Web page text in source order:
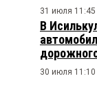
31 июля 11:45
В
30 июля 11:10